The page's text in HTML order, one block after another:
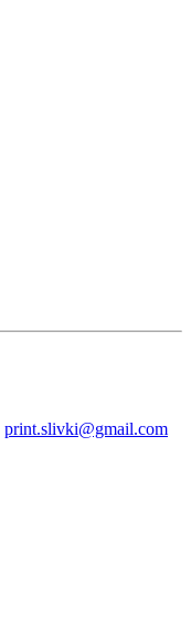
print.slivki@gmail.com